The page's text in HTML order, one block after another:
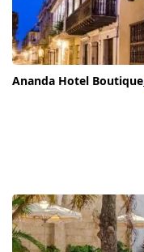
Ananda Hotel Boutique